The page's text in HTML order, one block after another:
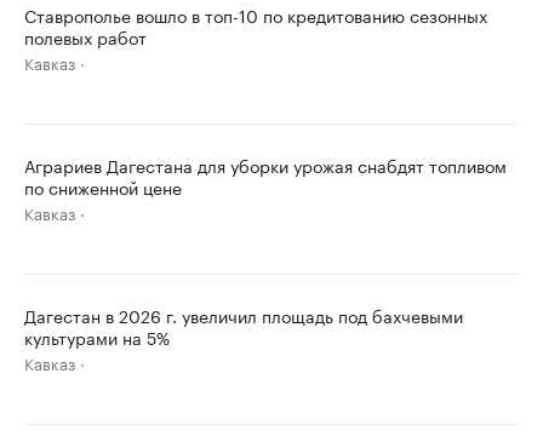
Ставрополье вошло в топ-10 по кредитованию сезонных
полевых работ
Кавказ
Аграриев Дагестана для уборки урожая снабдят топливом
по сниженной цене
Кавказ
Дагестан в 2026 г. увеличил площадь под бахчевыми
культурами на 5%
Кавказ